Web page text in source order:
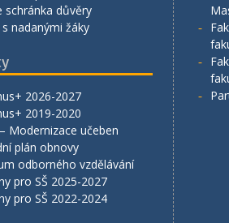
schránka důvěry
s nadanými žáky
2026-2027
2019-2020
Modernizace učeben
plán obnovy
odborného vzdělávání
pro SŠ 2025-2027
pro SŠ 2022-2024